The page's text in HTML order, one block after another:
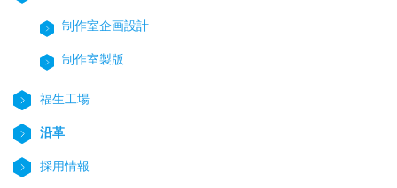
制作室企画設計
制作室製版
福生工場
沿革
採用情報